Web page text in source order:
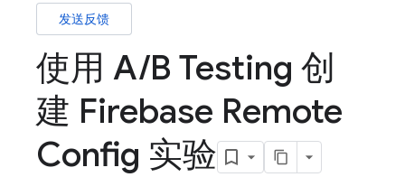
发送反馈
使用 A/B Testing 创
建 Firebase Remote
Config 实验